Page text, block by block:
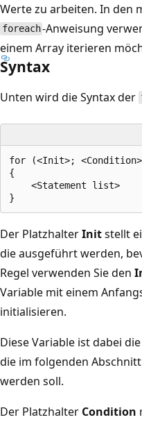
Werte zu arbeiten. In den
foreach-Anweisung
einem Array iterieren
Syntax
Unten wird die Syntax der
for (<Init>;
{
    <Statement list>
Der PlatzhalterInitstellt
die ausgeführt werden,
Regel verwenden Sie den
Variable mit einem
initialisieren.
Diese Variable ist dabei
die im folgenden
werden soll.
Der Platzhalter Condition